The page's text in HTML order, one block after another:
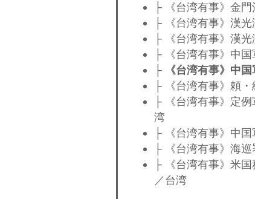
├ 《台湾有事》金
├ 《台湾有事》漢
├ 《台湾有事》漢
├ 《台湾有事》中
├
《台湾有事》中
├ 《台湾有事》頼
├ 《台湾有事》定
湾
├ 《台湾有事》中
├ 《台湾有事》海
├ 《台湾有事》米
／台湾